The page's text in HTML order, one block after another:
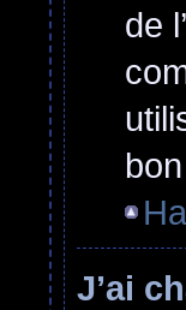
de
J’ai